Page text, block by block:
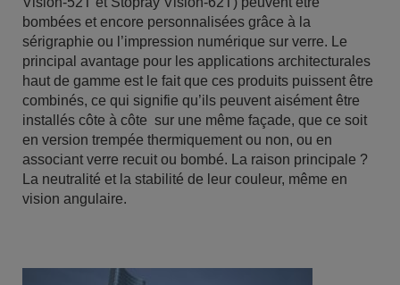
bombées et encore personnalisées grâce à la
sérigraphie ou l’impression numérique sur verre. Le
principal avantage pour les applications architecturales
haut de gamme est le fait que ces produits puissent être
combinés, ce qui signifie qu’ils peuvent aisément être
installés côte à côte sur une même façade, que ce soit
en version trempée thermiquement ou non, ou en
associant verre recuit ou bombé. La raison principale ?
La neutralité et la stabilité de leur couleur, même en
vision angulaire.